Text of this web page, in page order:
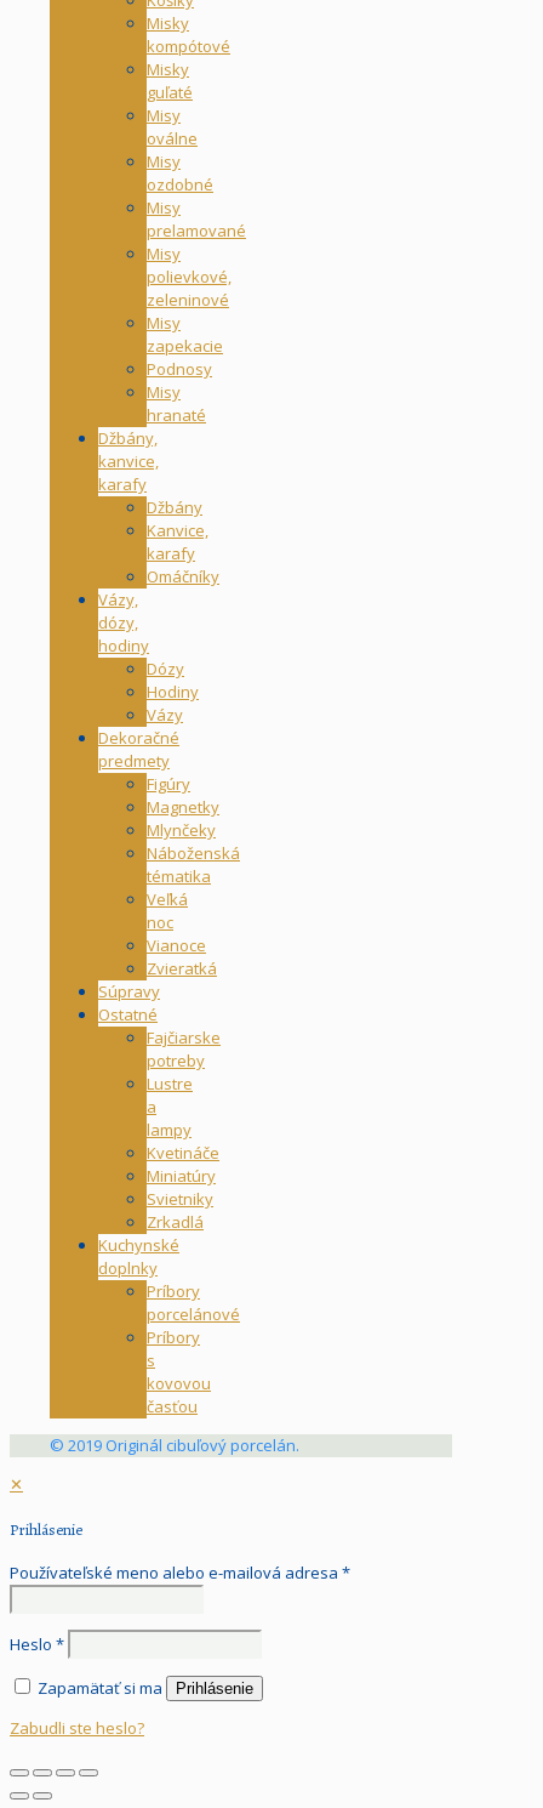
Misky
kompótové
Misky
guľaté
Misy
oválne
Misy
ozdobné
Misy
prelamované
Misy
polievkové,
zeleninové
Misy
zapekacie
Podnosy
Misy
hranaté
Džbány,
kanvice,
karafy
Džbány
Kanvice,
karafy
Omáčníky
Vázy,
dózy,
hodiny
Dózy
Hodiny
Vázy
Dekoračné
predmety
Figúry
Magnetky
Mlynčeky
Náboženská
tématika
Veľká
noc
Vianoce
Zvieratká
Súpravy
Ostatné
Fajčiarske
potreby
Lustre
a
lampy
Kvetináče
Miniatúry
Svietniky
Zrkadlá
Kuchynské
doplnky
Príbory
porcelánové
Príbory
s
kovovou
časťou
© 2019 Originál cibuľový porcelán.
✕
Prihlásenie
Používateľské meno alebo e-mailová adresa *
Heslo *
Zapamätať si ma
Prihlásenie
Zabudli ste heslo?